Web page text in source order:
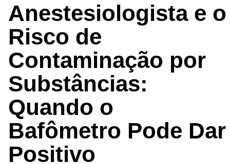
Anestesiologista e o
Risco de
Contaminação por
Substâncias:
Quando o
Bafômetro Pode Dar
Positivo